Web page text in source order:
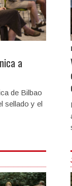
a
de Bilbao
sellado y el